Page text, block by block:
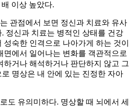
이상 높았다.
관점에서 보면 정신과 치료와 유사
정신과 치료는 병적인 상태를 건강
숙한 인격으로 나아가게 하는 것이
면에서 일어나는 변화를 객관적으로
하거나 해석하거나 판단하지 않고 그
명상은 내 안에 있는 진정한 자아
도 유의미하다. 명상할 때 뇌에서 세